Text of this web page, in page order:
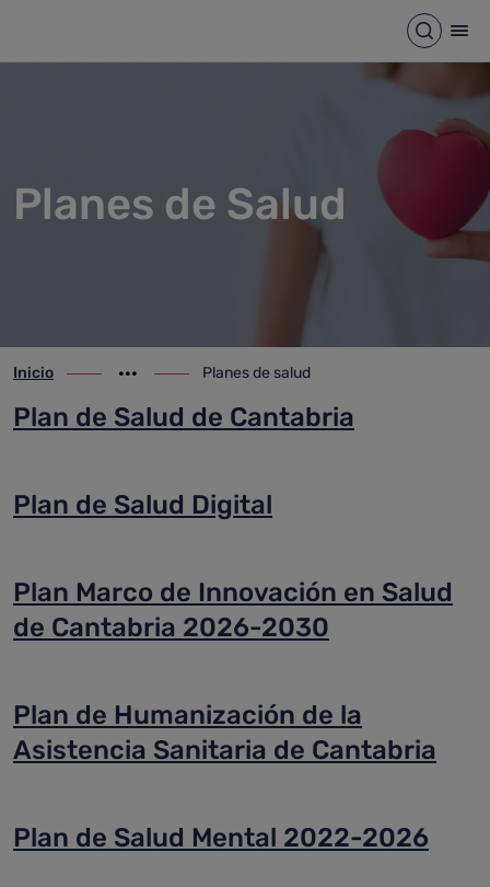
Abrir
Planes de Salud
ir-a inicio
Inicio
Mostrar opciones del camino de migas
ir-a Planes de salud
Planes de salud
Plan de Salud de Cantabria
Plan de Salud Digital
Plan Marco de Innovación en Salud
de Cantabria 2026-2030
Plan de Humanización de la
Asistencia Sanitaria de Cantabria
Plan de Salud Mental 2022-2026